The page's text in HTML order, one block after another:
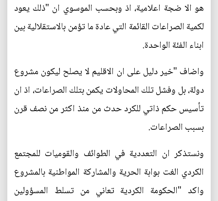
هو الا ضجة اعلامية، اذ وبحسب الموسوي ان "ذلك يعود
لكمية الصراعات القائمة التي عادة ما تؤمن بالاستقلالية بين
ابناء الفئة الواحدة.
واضاف "خير دليل على ان الاقليم لا يصلح ليكون مشروع
دولة، بل وفشل تلك المحاولات يكمن بتلك الصراعات، اذ ان
تأسيس حكم ذاتي للكرد حدث من منذ اكثر من نصف قرن
بسبب الصراعات.
ونستذكر ان التعددية في الطوائف والقوميات للمجتمع
الكردي الغت بوابة الحرية والمشاركة المواطنية بالمشروع
واكد "الحكومة الكردية تعاني من تسلط المسؤولين